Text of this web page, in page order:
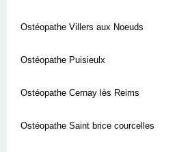
Ostéopathe Villers aux Noeuds
Ostéopathe Puisieulx
Ostéopathe Cernay lès Reims
Ostéopathe Saint brice courcelles